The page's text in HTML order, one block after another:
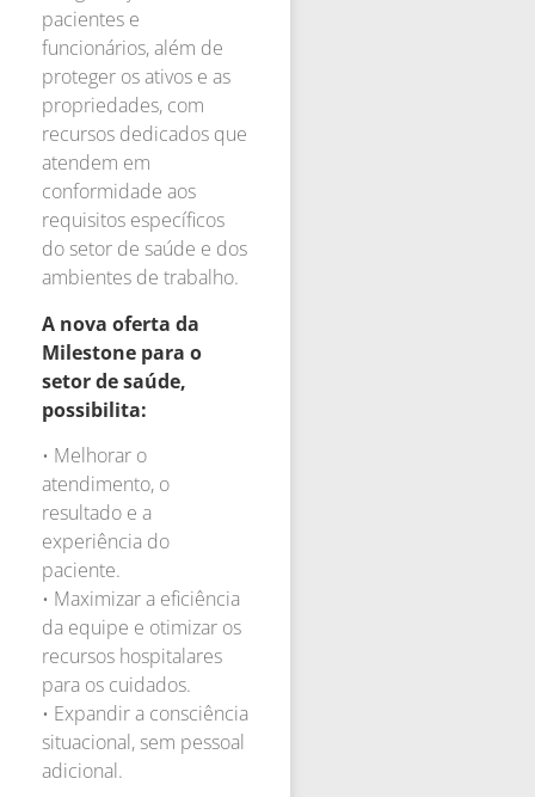
pacientes e
funcionários, além de
proteger os ativos e as
propriedades, com
recursos dedicados que
atendem em
conformidade aos
requisitos específicos
do setor de saúde e dos
ambientes de trabalho.
A nova oferta da
Milestone para o
setor de saúde,
possibilita:
• Melhorar o
atendimento, o
resultado e a
experiência do
paciente.
• Maximizar a eficiência
da equipe e otimizar os
recursos hospitalares
para os cuidados.
• Expandir a consciência
situacional, sem pessoal
adicional.